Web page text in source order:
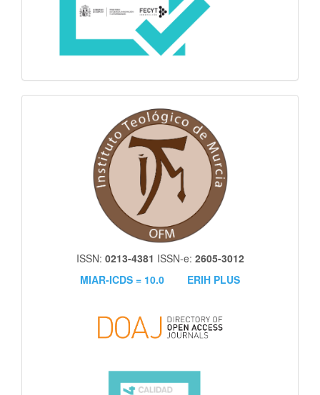
ISSN: 0213-4381 ISSN-e: 2605-3012
MIAR-ICDS = 10.0
ERIH PLUS